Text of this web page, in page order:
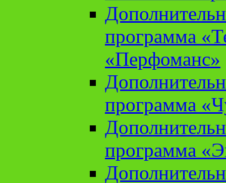
программа
«Перфоманс»
программа
программа